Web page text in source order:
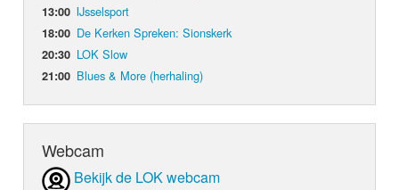
13:00 IJsselsport
18:00 De Kerken Spreken: Sionskerk
20:30 LOK Slow
21:00 Blues & More (herhaling)
Webcam
Bekijk de LOK webcam